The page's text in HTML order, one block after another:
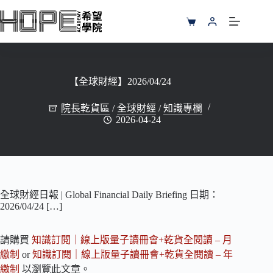
至
購
物
【全球財經】2026/04/24
院長乾貨區 /全球財經 /知識專欄
2026-04-24
全球財經日報 | Global Financial Daily Briefing 日期：
2026/04/24 […]
請購買 知識訂閱｜線上版量子讀冊會+乾貨全閱讀 – 月
繳制 or知識訂閱｜線上版量子讀冊會+乾貨全閱讀 – 年
繳制 以瀏覽此文章。